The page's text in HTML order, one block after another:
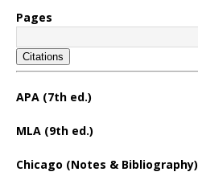
Pages
Citations
APA (7th ed.)
MLA (9th ed.)
Chicago (Notes & Bibliography)